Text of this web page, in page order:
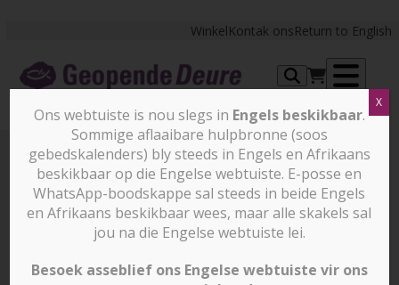
WinkelKontak onsReturn to English
Bring hoop vir Christene in
gevaar namate geweld in
Ons webtuiste is nou slegs in Engels beskikbaar.
Sommige aflaaibare hulpbronne (soos
gebedskalenders) bly steeds in Engels en Afrikaans
beskikbaar op die Engelse webtuiste. E-posse en
WhatsApp-boodskappe sal steeds in beide Engels
en Afrikaans beskikbaar wees, maar alle skakels sal
jou na die Engelse webtuiste lei.
Besoek asseblief ons Engelse webtuiste vir ons
X